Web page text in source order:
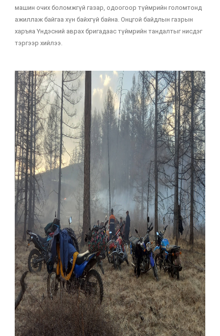
машин очих боломжгүй газар, одоогоор түймрийн голомтонд
ажиллаж байгаа хүн байхгүй байна. Онцгой байдлын газрын
харъяа Үндэсний аврах бригадаас түймрийн тандалтыг нисдэг
тэргээр хийлээ.